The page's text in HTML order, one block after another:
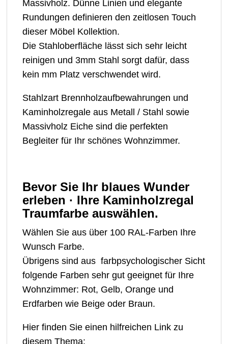
Massivholz. Dünne Linien und elegante
Rundungen definieren den zeitlosen Touch
dieser Möbel Kollektion.
Die Stahloberfläche lässt sich sehr leicht
reinigen und 3mm Stahl sorgt dafür, dass
kein mm Platz verschwendet wird.
Stahlzart Brennholzaufbewahrungen und
Kaminholzregale aus Metall / Stahl sowie
Massivholz Eiche sind die perfekten
Begleiter für Ihr schönes Wohnzimmer.
Bevor Sie Ihr blaues Wunder
erleben · Ihre Kaminholzregal
Traumfarbe auswählen.
Wählen Sie aus über 100 RAL-Farben Ihre
Wunsch Farbe.
Übrigens sind aus farbpsychologischer Sicht
folgende Farben sehr gut geeignet für Ihre
Wohnzimmer: Rot, Gelb, Orange und
Erdfarben wie Beige oder Braun.
Hier finden Sie einen hilfreichen Link zu
diesem Thema: